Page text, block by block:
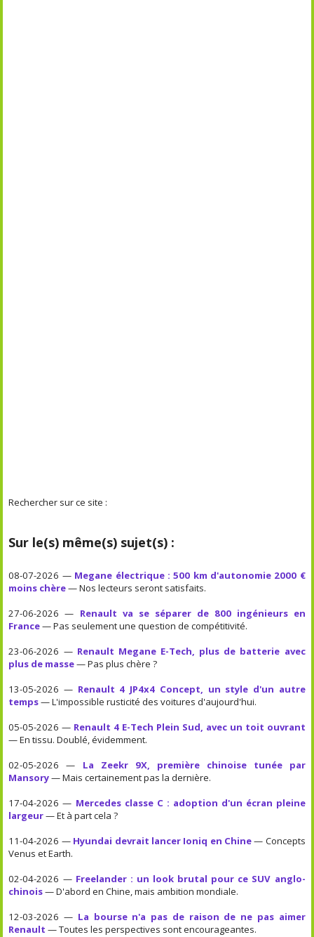
Rechercher sur ce site :
Sur le(s) même(s) sujet(s) :
08-07-2026 — Megane électrique : 500 km d'autonomie 2000 €
moins chère— Nos lecteurs seront satisfaits.
27-06-2026 — Renault va se séparer de 800 ingénieurs en
France— Pas seulement une question de compétitivité.
23-06-2026 — Renault Megane E-Tech, plus de batterie avec
plus de masse— Pas plus chère ?
13-05-2026 — Renault 4 JP4x4 Concept, un style d'un autre
temps— L'impossible rusticité des voitures d'aujourd'hui.
05-05-2026 — Renault 4 E-Tech Plein Sud, avec un toit ouvrant
— En tissu. Doublé, évidemment.
02-05-2026 — La Zeekr 9X, première chinoise tunée par
Mansory— Mais certainement pas la dernière.
17-04-2026 — Mercedes classe C : adoption d'un écran pleine
largeur— Et à part cela ?
11-04-2026 — Hyundai devrait lancer Ioniq en Chine— Concepts
Venus et Earth.
02-04-2026 — Freelander : un look brutal pour ce SUV anglo-
chinois— D'abord en Chine, mais ambition mondiale.
12-03-2026 — La bourse n'a pas de raison de ne pas aimer
Renault — Toutes les perspectives sont encourageantes.